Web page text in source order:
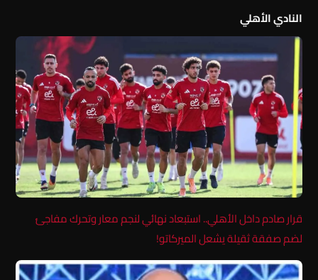
النادي الأهلي
قرار صادم داخل الأهلي.. استبعاد نهائي لنجم معار وتحرك مفاجئ
لضم صفقة ثقيلة يشعل الميركاتو!